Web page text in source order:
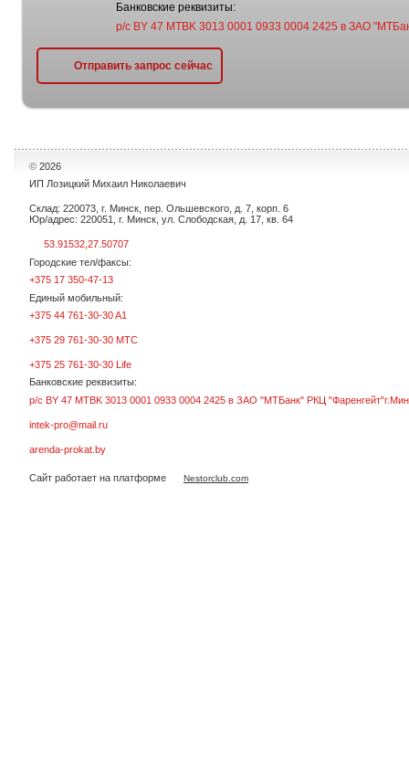
Банковские реквизиты:
р/с BY 47 MTBK 3013 0001 0933 0004 2425 в ЗАО
Отправить запрос сейчас
© 2026
ИП Лозицкий Михаил Николаевич
Склад: 220073, г. Минск, пер. Ольшевского, д. 7, корп. 6
Юр/адрес: 220051, г. Минск, ул. Слободская, д. 17, кв. 64
53.91532,27.50707
Городские тел/факсы:
+375 17 350-47-13
Единый мобильный:
+375 44 761-30-30 A1
+375 29 761-30-30 МТС
+375 25 761-30-30 Life
Банковские реквизиты:
р/с BY 47 MTBK 3013 0001 0933 0004 2425 в ЗАО "МТБанк" РКЦ
intek-pro@mail.ru
arenda-prokat.by
Сайт работает на платформе Nestorclub.com